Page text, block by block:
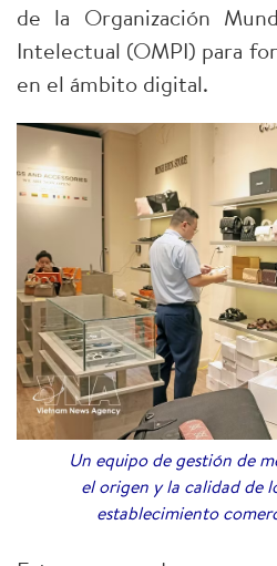
de la Organización
Intelectual (OMPI) para
en el ámbito digital.
Un equipo de gestión de
el origen y la calidad de
establecimiento